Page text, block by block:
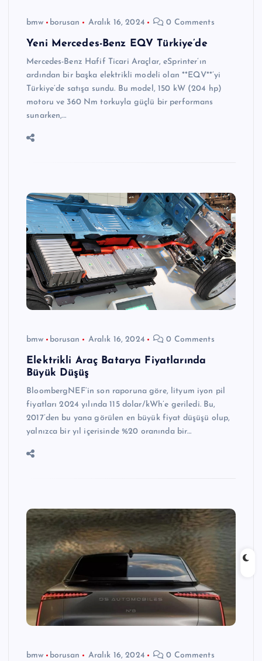
bmw borusan Aralık 16, 2024 0 Comments
Yeni Mercedes-Benz EQV Türkiye’de
Mercedes-Benz Hafif Ticari Araçlar, eSprinter’ın
ardından bir başka elektrikli modeli olan **EQV**’yi
Türkiye’de satışa sundu. Bu model, 150 kW (204 hp)
motoru ve 360 Nm torkuyla güçlü bir performans
sunarken,…
bmw borusan Aralık 16, 2024 0 Comments
Elektrikli Araç Batarya Fiyatlarında
Büyük Düşüş
BloombergNEF’in son raporuna göre, lityum iyon pil
fiyatları 2024 yılında 115 dolar/kWh’e geriledi. Bu,
2017’den bu yana görülen en büyük fiyat düşüşü olup,
yalnızca bir yıl içerisinde %20 oranında bir…
bmw borusan Aralık 16, 2024 0 Comments